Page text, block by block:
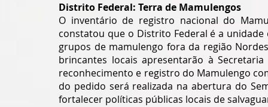
Distrito Federal: Terra de Mamulengos
O inventário de registro nacional do
constatou que o Distrito Federal é a
grupos de mamulengo fora da região
brincantes locais apresentarão à
reconhecimento e registro do Mamulengo
do pedido será realizada na abertura do
fortalecer políticas públicas locais de